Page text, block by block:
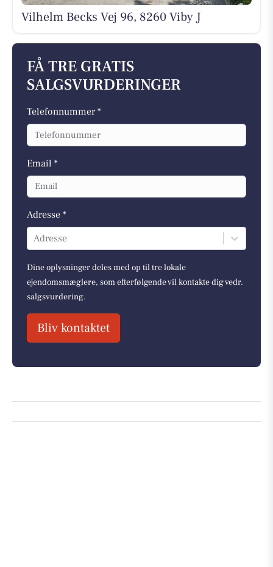
Vilhelm Becks Vej 96, 8260 Viby J
FÅ TRE GRATIS
SALGSVURDERINGER
Telefonnummer *
Email *
Adresse *
Adresse
Dine oplysninger deles med op til tre lokale
ejendomsmæglere, som efterfølgende vil kontakte dig vedr.
salgsvurdering.
Bliv kontaktet